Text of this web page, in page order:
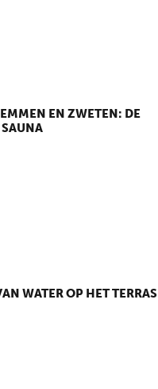
EN ZWETEN: DE
WATER OP HET TERRAS